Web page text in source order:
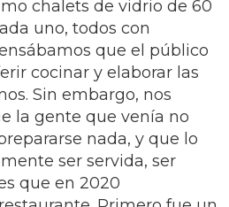
chalets de vidrio de 60
uno, todos con
que el público
cocinar y elaborar las
Sin embargo, nos
la gente que venía no
nada, y que lo
ser servida, ser
que en 2020